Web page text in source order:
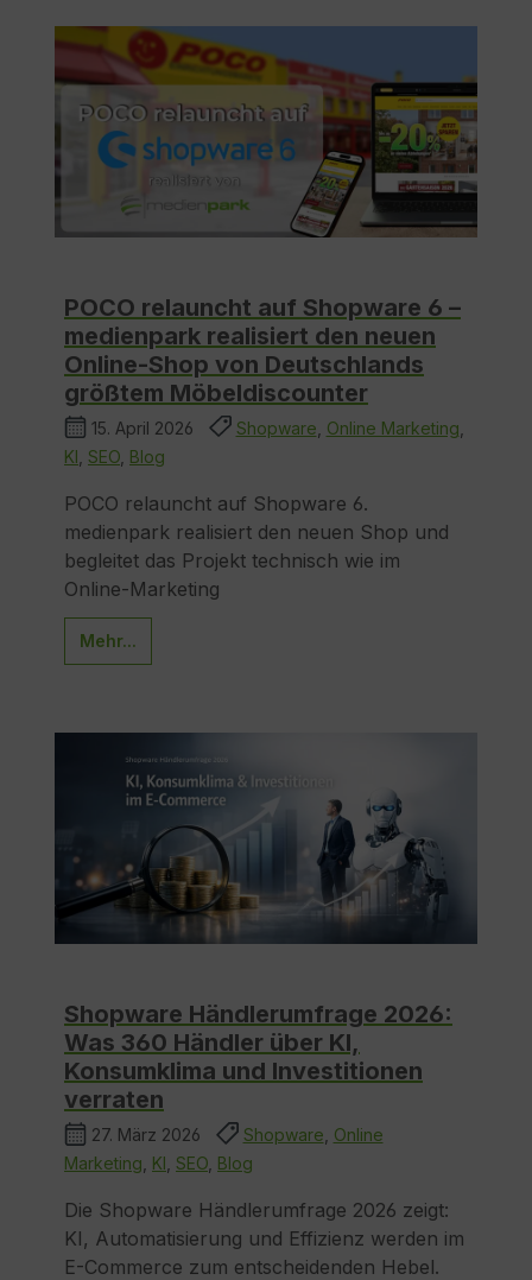
POCO relauncht auf Shopware 6 –
medienpark realisiert den neuen
Online-Shop von Deutschlands
größtem Möbeldiscounter
15. April 2026 Shopware Online Marketing
KI SEO Blog
POCO relauncht auf Shopware 6.
medienpark realisiert den neuen Shop und
begleitet das Projekt technisch wie im
Online-Marketing
Mehr...
Shopware Händlerumfrage 2026:
Was 360 Händler über KI,
Konsumklima und Investitionen
verraten
27. März 2026 Shopware Online
Marketing KI SEO Blog
Die Shopware Händlerumfrage 2026 zeigt:
KI, Automatisierung und Effizienz werden im
E-Commerce zum entscheidenden Hebel.